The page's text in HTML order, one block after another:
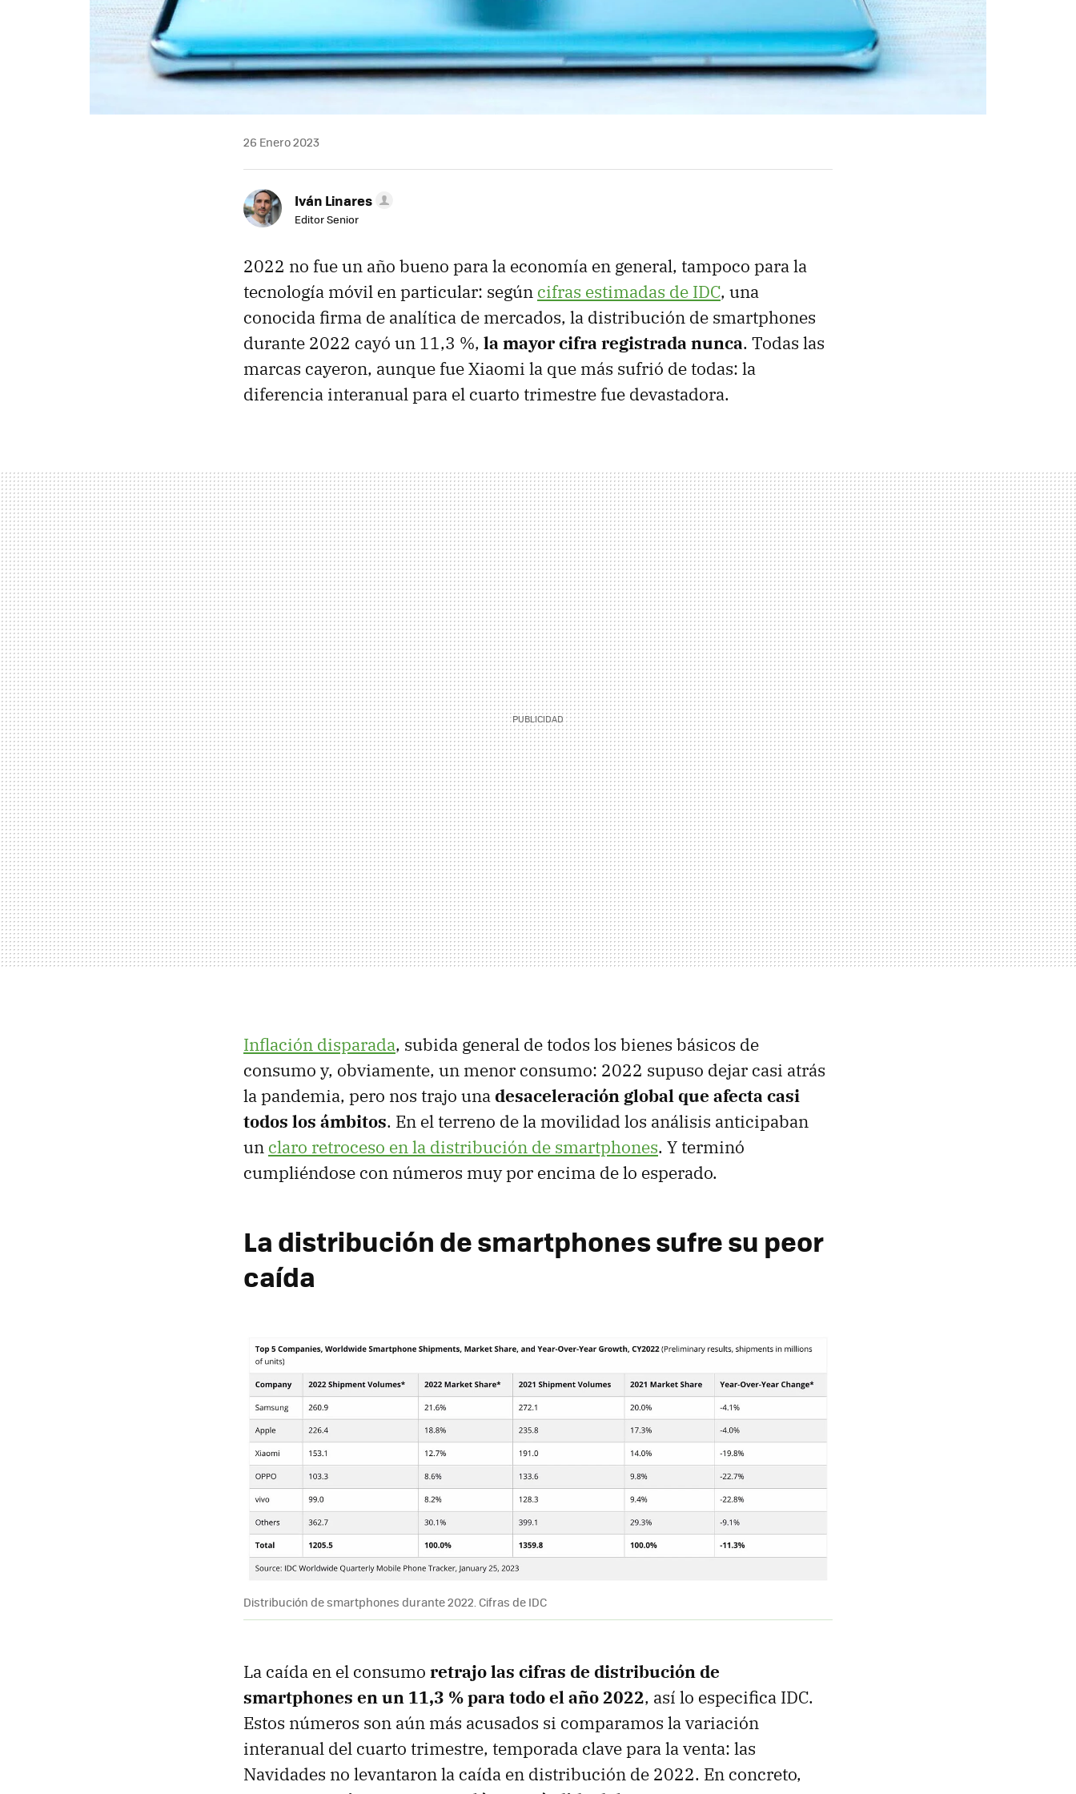
26 Enero 2023
Iván Linares
Editor Senior
2022 no fue un año bueno para la economía en general, tampoco para la
tecnología móvil en particular: según cifras estimadas de IDC, una
conocida firma de analítica de mercados, la distribución de smartphones
durante 2022 cayó un 11,3 %, la mayor cifra registrada nunca. Todas las
marcas cayeron, aunque fue Xiaomi la que más sufrió de todas: la
diferencia interanual para el cuarto trimestre fue devastadora.
Inflación disparada, subida general de todos los bienes básicos de
consumo y, obviamente, un menor consumo: 2022 supuso dejar casi atrás
la pandemia, pero nos trajo unadesaceleración global que afecta casi
todos los ámbitos. En el terreno de la movilidad los análisis anticipaban
un claro retroceso en la distribución de smartphones. Y terminó
cumpliéndose con números muy por encima de lo esperado.
La distribución de smartphones sufre su peor
caída
Distribución de smartphones durante 2022. Cifras de IDC
La caída en el consumo retrajo las cifras de distribución de
smartphones en un 11,3 % para todo el año 2022, así lo especifica IDC.
Estos números son aún más acusados si comparamos la variación
interanual del cuarto trimestre, temporada clave para la venta: las
Navidades no levantaron la caída en distribución de 2022. En concreto,